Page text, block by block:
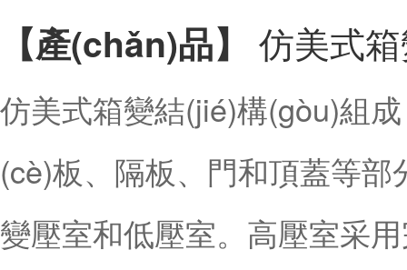
【產(chǎn)品】 仿美式
仿美式箱變結(jié)構(gòu)組
(cè)板、隔板、門和頂蓋等
變壓室和低壓室。高壓室采